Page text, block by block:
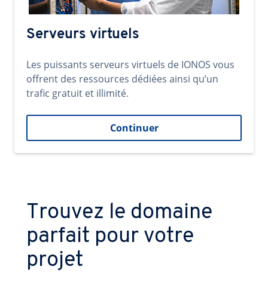
Serveurs virtuels
Les puissants serveurs virtuels de IONOS vous
offrent des ressources dédiées ainsi qu’un
trafic gratuit et illimité.
Continuer
Trouvez le domaine
parfait pour votre
projet